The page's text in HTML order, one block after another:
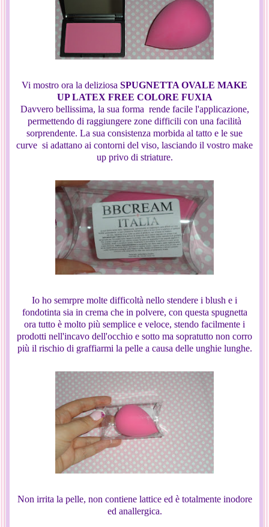
Vi mostro ora la deliziosa SPUGNETTA OVALE MAKE
UP LATEX FREE COLORE FUXIA
Davvero bellissima, la sua forma rende facile l'applicazione,
permettendo di raggiungere zone difficili con una facilità
sorprendente. La sua consistenza morbida al tatto e le sue
curve si adattano ai contorni del viso, lasciando il vostro make
up privo di striature.
Io ho semrpre molte difficoltà nello stendere i blush e i
fondotinta sia in crema che in polvere, con questa spugnetta
ora tutto è molto più semplice e veloce, stendo facilmente i
prodotti nell'incavo dell'occhio e sotto ma sopratutto non corro
più il rischio di graffiarmi la pelle a causa delle unghie lunghe.
Non irrita la pelle, non contiene lattice ed è totalmente inodore
ed anallergica.